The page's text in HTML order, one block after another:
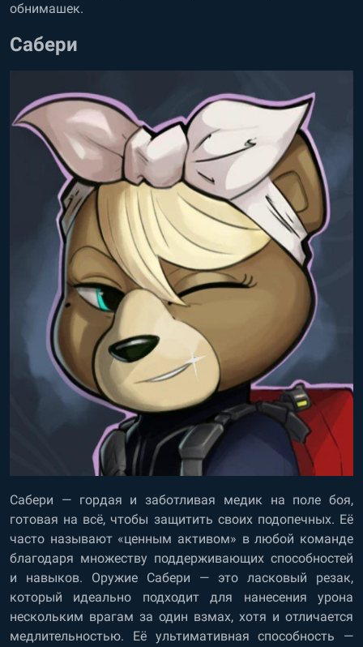
обнимашек.
Сабери
Сабери — гордая и заботливая медик на поле боя,
готовая на всё, чтобы защитить своих подопечных. Её
часто называют «ценным активом» в любой команде
благодаря множеству поддерживающих способностей
и навыков. Оружие Сабери — это ласковый резак,
который идеально подходит для нанесения урона
нескольким врагам за один взмах, хотя и отличается
медлительностью. Её ультимативная способность —